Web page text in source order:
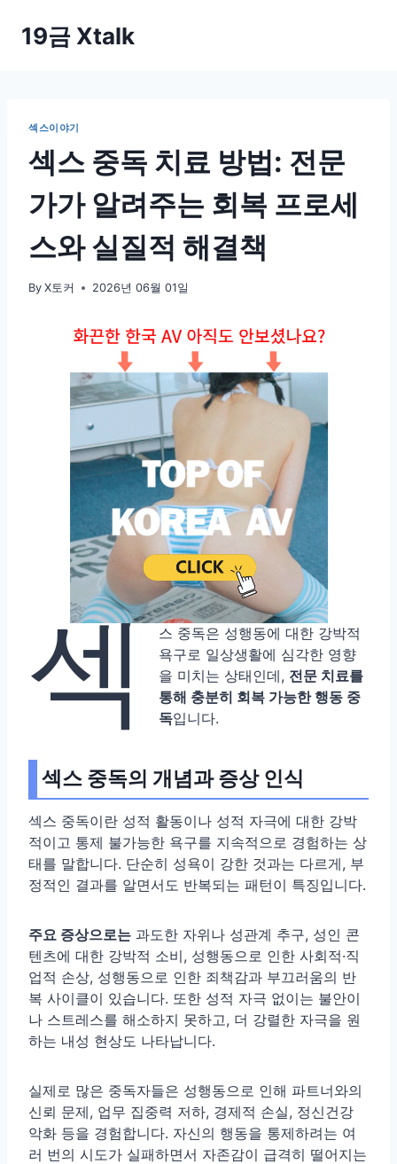
19금 Xtalk
섹스이야기
섹스 중독 치료 방법: 전문
가가 알려주는 회복 프로세
스와 실질적 해결책
By X토커 2026년 06월 01일
섹
스 중독은 성행동에 대한 강박적
욕구로 일상생활에 심각한 영향
을 미치는 상태인데, 전문 치료를
통해 충분히 회복 가능한 행동 중
독입니다.
섹스 중독의 개념과 증상 인식
섹스 중독이란 성적 활동이나 성적 자극에 대한 강박
적이고 통제 불가능한 욕구를 지속적으로 경험하는 상
태를 말합니다. 단순히 성욕이 강한 것과는 다르게, 부
정적인 결과를 알면서도 반복되는 패턴이 특징입니다.
주요 증상으로는 과도한 자위나 성관계 추구, 성인 콘
텐츠에 대한 강박적 소비, 성행동으로 인한 사회적·직
업적 손상, 성행동으로 인한 죄책감과 부끄러움의 반
복 사이클이 있습니다. 또한 성적 자극 없이는 불안이
나 스트레스를 해소하지 못하고, 더 강렬한 자극을 원
하는 내성 현상도 나타납니다.
실제로 많은 중독자들은 성행동으로 인해 파트너와의
신뢰 문제, 업무 집중력 저하, 경제적 손실, 정신건강
악화 등을 경험합니다. 자신의 행동을 통제하려는 여
러 번의 시도가 실패하면서 자존감이 급격히 떨어지는